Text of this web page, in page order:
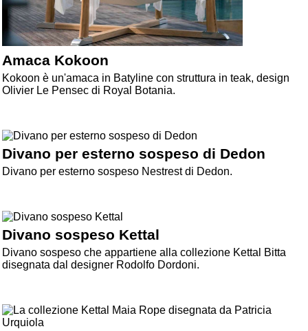
Amaca Kokoon
Kokoon è un'amaca in Batyline con struttura in teak, design
Olivier Le Pensec di Royal Botania.
Divano per esterno sospeso di Dedon
Divano per esterno sospeso Nestrest di Dedon.
Divano sospeso Kettal
Divano sospeso che appartiene alla collezione Kettal Bitta
disegnata dal designer Rodolfo Dordoni.